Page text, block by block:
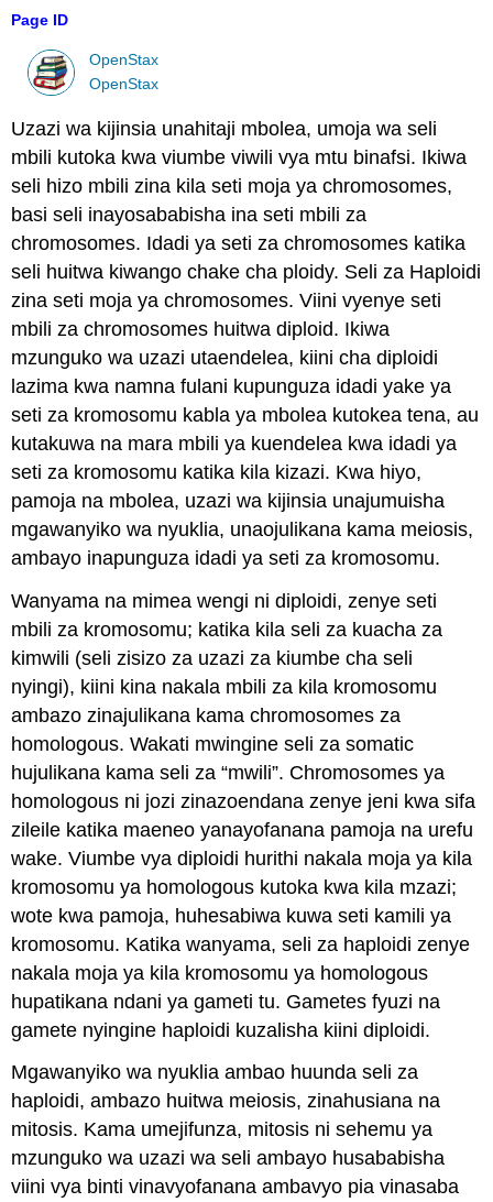
Page ID
OpenStax
OpenStax
Uzazi wa kijinsia unahitaji mbolea, umoja wa seli
mbili kutoka kwa viumbe viwili vya mtu binafsi. Ikiwa
seli hizo mbili zina kila seti moja ya chromosomes,
basi seli inayosababisha ina seti mbili za
chromosomes. Idadi ya seti za chromosomes katika
seli huitwa kiwango chake cha ploidy. Seli za Haploidi
zina seti moja ya chromosomes. Viini vyenye seti
mbili za chromosomes huitwa diploid. Ikiwa
mzunguko wa uzazi utaendelea, kiini cha diploidi
lazima kwa namna fulani kupunguza idadi yake ya
seti za kromosomu kabla ya mbolea kutokea tena, au
kutakuwa na mara mbili ya kuendelea kwa idadi ya
seti za kromosomu katika kila kizazi. Kwa hiyo,
pamoja na mbolea, uzazi wa kijinsia unajumuisha
mgawanyiko wa nyuklia, unaojulikana kama meiosis,
ambayo inapunguza idadi ya seti za kromosomu.
Wanyama na mimea wengi ni diploidi, zenye seti
mbili za kromosomu; katika kila seli za kuacha za
kimwili (seli zisizo za uzazi za kiumbe cha seli
nyingi), kiini kina nakala mbili za kila kromosomu
ambazo zinajulikana kama chromosomes za
homologous. Wakati mwingine seli za somatic
hujulikana kama seli za “mwili”. Chromosomes ya
homologous ni jozi zinazoendana zenye jeni kwa sifa
zileile katika maeneo yanayofanana pamoja na urefu
wake. Viumbe vya diploidi hurithi nakala moja ya kila
kromosomu ya homologous kutoka kwa kila mzazi;
wote kwa pamoja, huhesabiwa kuwa seti kamili ya
kromosomu. Katika wanyama, seli za haploidi zenye
nakala moja ya kila kromosomu ya homologous
hupatikana ndani ya gameti tu. Gametes fyuzi na
gamete nyingine haploidi kuzalisha kiini diploidi.
Mgawanyiko wa nyuklia ambao huunda seli za
haploidi, ambazo huitwa meiosis, zinahusiana na
mitosis. Kama umejifunza, mitosis ni sehemu ya
mzunguko wa uzazi wa seli ambayo husababisha
viini vya binti vinavyofanana ambavyo pia vinasaba